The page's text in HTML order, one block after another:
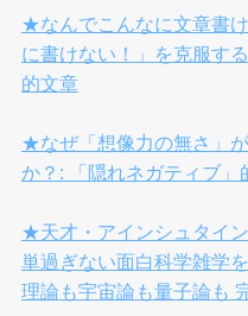
★なんでこんなに文章書
に書けない！」を克服す
的文章
★なぜ「想像力の無さ」
か？: 「隠れネガティブ」
★天才・アインシュタイ
単過ぎない面白科学雑学
理論も宇宙論も量子論も